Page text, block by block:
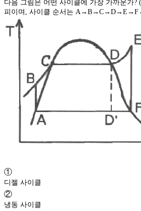
다음 그림은 어떤 사이클에 가장 가까운가?
①
디젤 사이클
②
냉동 사이클